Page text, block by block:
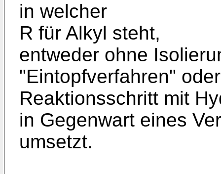
in welcher
R für Alkyl steht,
entweder ohne
"Eintopfverfahren"
Reaktionsschritt mit
in Gegenwart eines
umsetzt.